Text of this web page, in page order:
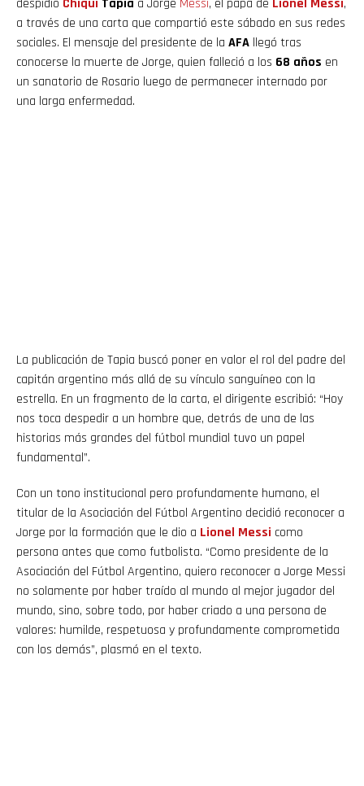
a través de una carta que compartió este sábado en sus redes
sociales. El mensaje del presidente de la AFA llegó tras
conocerse la muerte de Jorge, quien falleció a los 68 años en
un sanatorio de Rosario luego de permanecer internado por
una larga enfermedad.
La publicación de Tapia buscó poner en valor el rol del padre del
capitán argentino más allá de su vínculo sanguíneo con la
estrella. En un fragmento de la carta, el dirigente escribió: “Hoy
nos toca despedir a un hombre que, detrás de una de las
historias más grandes del fútbol mundial tuvo un papel
fundamental”.
Con un tono institucional pero profundamente humano, el
titular de la Asociación del Fútbol Argentino decidió reconocer a
Jorge por la formación que le dio a Lionel Messi como
persona antes que como futbolista. “Como presidente de la
Asociación del Fútbol Argentino, quiero reconocer a Jorge Messi
no solamente por haber traído al mundo al mejor jugador del
mundo, sino, sobre todo, por haber criado a una persona de
valores: humilde, respetuosa y profundamente comprometida
con los demás”, plasmó en el texto.